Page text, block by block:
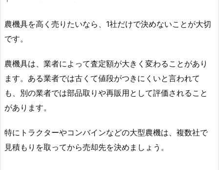
農機具を高く売りたいなら、1社だけで決めないことが大切
です。
農機具は、業者によって査定額が大きく変わることがあり
ます。ある業者では古くて値段がつきにくいと言われて
も、別の業者では部品取りや再販用として評価されること
があります。
特にトラクターやコンバインなどの大型農機は、複数社で
見積もりを取ってから売却先を決めましょう。